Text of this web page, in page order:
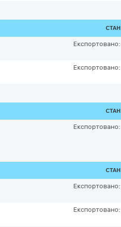
СТАН
Експортовано:
Експортовано:
СТАН
Експортовано:
СТАН
Експортовано:
Експортовано: